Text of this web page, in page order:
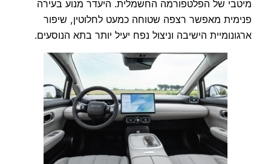
מיטבי של הפלטפורמה החשמלית. היעדר מנוע בעירה
פנימית מאפשר רצפה שטוחה כמעט לחלוטין, שיפור
ארגונומיית הישיבה וניצול נפח יעיל יותר בתא הנוסעים.